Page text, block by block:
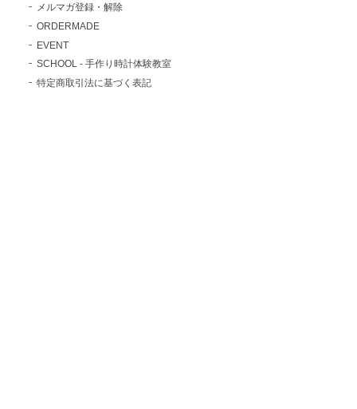
メルマガ登録・解除
ORDERMADE
EVENT
SCHOOL - 手作り時計体験教室
特定商取引法に基づく表記